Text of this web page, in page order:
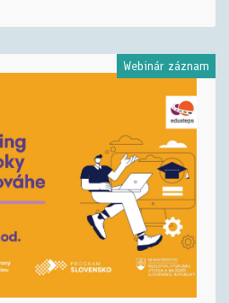
Webinár záznam